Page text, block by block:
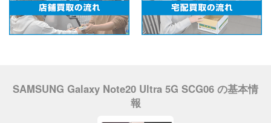
SAMSUNG Galaxy Note20 Ultra 5G SCG06 の基本情
報